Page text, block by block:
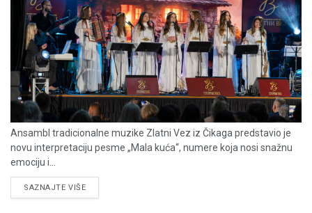
Ansambl tradicionalne muzike Zlatni Vez iz Čikaga predstavio je
novu interpretaciju pesme „Mala kuća“, numere koja nosi snažnu
emociju i...
SAZNAJTE VIŠEDETAILS